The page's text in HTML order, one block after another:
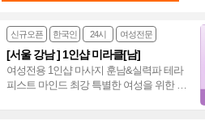
신규오픈 한국인 24시 여성전문
[서울 강남 ] 1인샵 미라클[남]
여성전용 1인샵 마사지 훈남&실력파 테라
피스트 마인드 최강 특별한 여성을 위한 프